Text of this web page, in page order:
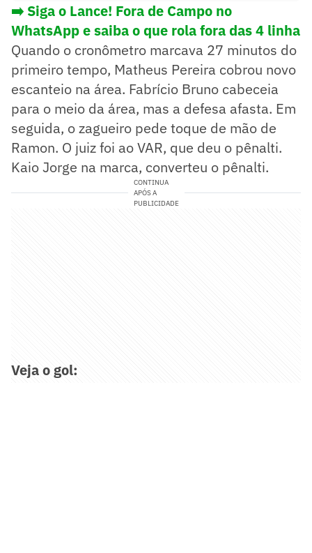
➡️ Siga o Lance! Fora de Campo no
WhatsApp e saiba o que rola fora das 4 linha
Quando o cronômetro marcava 27 minutos do
primeiro tempo, Matheus Pereira cobrou novo
escanteio na área. Fabrício Bruno cabeceia
para o meio da área, mas a defesa afasta. Em
seguida, o zagueiro pede toque de mão de
Ramon. O juiz foi ao VAR, que deu o pênalti.
Kaio Jorge na marca, converteu o pênalti.
CONTINUA
APÓS A
PUBLICIDADE
Veja o gol: